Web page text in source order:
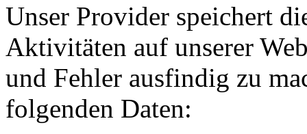
Unser Provider speichert
Aktivitäten auf unserer
und Fehler ausfindig zu
folgenden Daten: